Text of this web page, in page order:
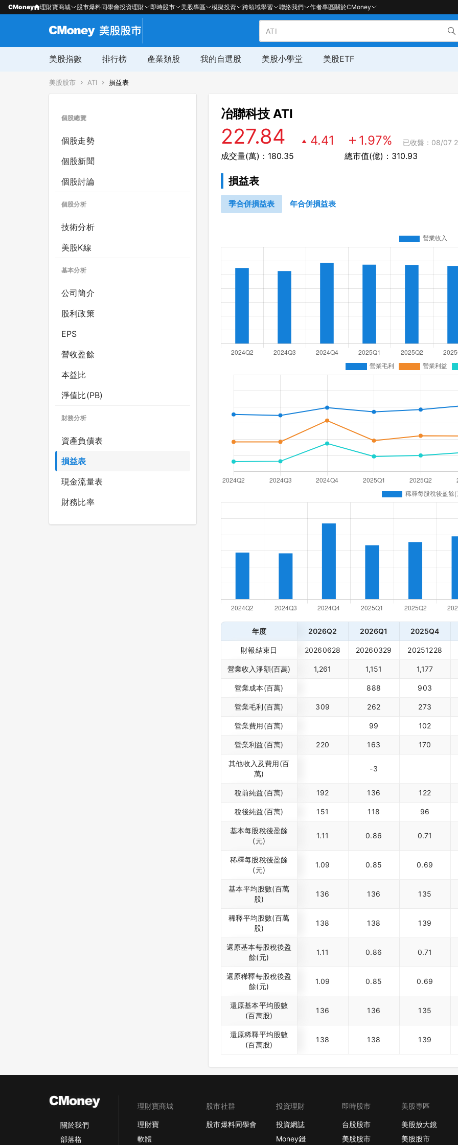
CMoney 理財寶商城 股市爆料同學會投資理財 即時股市 美股專區 模擬投資 跨領域學習 聯絡我們 作者專區關於CMoney
美股指數 排行榜 產業類股 我的自選股 美股小學堂 美股ETF
美股股市 ATI 損益表
個股總覽
個股走勢
個股新聞
個股討論
個股分析
技術分析
美股K線
基本分析
公司簡介
股利政策
EPS
營收盈餘
本益比
淨值比(PB)
財務分析
資產負債表
損益表
現金流量表
財務比率
冶聯科技 ATI
227.84 4.41 1.97% 已收盤：08/07
成交量(萬)：180.35 總市值(億)：310.93
損益表
季合併損益表 年合併損益表
年度 2026Q2 2026Q1 2025Q4
財報結束日 20260628 20260329 20251228
營業收入淨額(百萬) 1,261 1,151 1,177
營業成本(百萬) 888 903
營業毛利(百萬) 309 262 273
營業費用(百萬) 99 102
營業利益(百萬) 220 163 170
其他收入及費用(百
萬)
-3
稅前純益(百萬) 192 136 122
稅後純益(百萬) 151 118 96
基本每股稅後盈餘
(元)
1.11 0.86 0.71
稀釋每股稅後盈餘
(元)
1.09 0.85 0.69
基本平均股數(百萬
股)
136 136 135
稀釋平均股數(百萬
股)
138 138 139
還原基本每股稅後盈
餘(元)
1.11 0.86 0.71
還原稀釋每股稅後盈
餘(元)
1.09 0.85 0.69
還原基本平均股數
(百萬股)
136 136 135
還原稀釋平均股數
(百萬股)
138 138 139
關於我們
部落格
理財寶商城
理財寶
軟體
股市社群
股市爆料同學會
投資理財
投資網誌
Money錢
即時股市
台股股市
美股股市
美股專區
美股放大鏡
美股股市